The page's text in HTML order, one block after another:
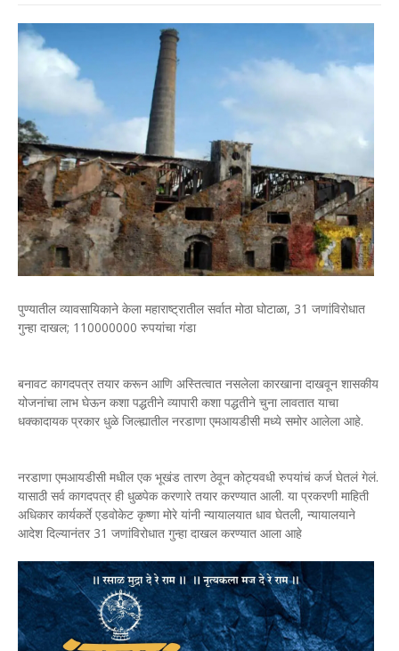
पुण्यातील व्यावसायिकाने केला महाराष्ट्रातील सर्वात मोठा घोटाळा, 31 जणांविरोधात
गुन्हा दाखल; 110000000 रुपयांचा गंडा
बनावट कागदपत्र तयार करून आणि अस्तित्वात नसलेला कारखाना दाखवून शासकीय
योजनांचा लाभ घेऊन कशा पद्धतीने व्यापारी कशा पद्धतीने चुना लावतात याचा
धक्कादायक प्रकार धुळे जिल्ह्यातील नरडाणा एमआयडीसी मध्ये समोर आलेला आहे.
नरडाणा एमआयडीसी मधील एक भूखंड तारण ठेवून कोट्यवधी रुपयांचं कर्ज घेतलं गेलं.
यासाठी सर्व कागदपत्र ही धुळपेक करणारे तयार करण्यात आली. या प्रकरणी माहिती
अधिकार कार्यकर्ते एडवोकेट कृष्णा मोरे यांनी न्यायालयात धाव घेतली, न्यायालयाने
आदेश दिल्यानंतर 31 जणांविरोधात गुन्हा दाखल करण्यात आला आहे